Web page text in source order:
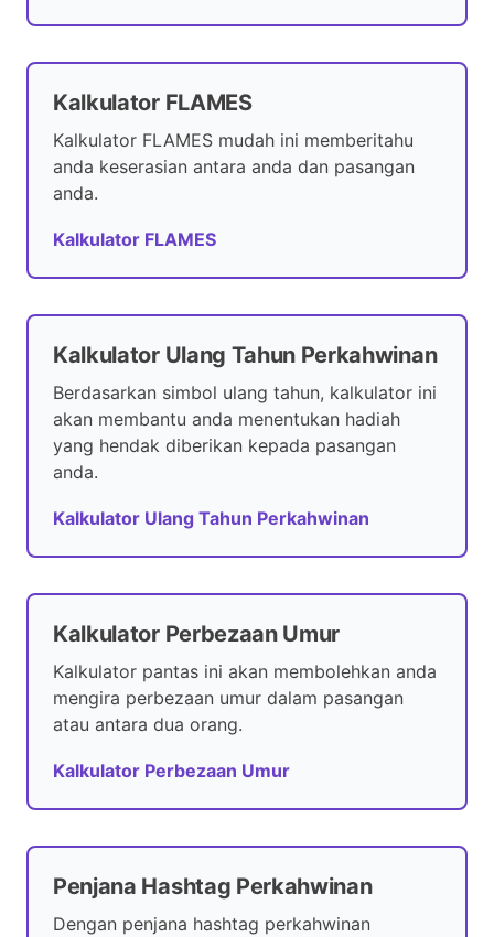
Kalkulator FLAMES
Kalkulator FLAMES mudah ini memberitahu
anda keserasian antara anda dan pasangan
anda.
Kalkulator FLAMES
Kalkulator Ulang Tahun Perkahwinan
Berdasarkan simbol ulang tahun, kalkulator ini
akan membantu anda menentukan hadiah
yang hendak diberikan kepada pasangan
anda.
Kalkulator Ulang Tahun Perkahwinan
Kalkulator Perbezaan Umur
Kalkulator pantas ini akan membolehkan anda
mengira perbezaan umur dalam pasangan
atau antara dua orang.
Kalkulator Perbezaan Umur
Penjana Hashtag Perkahwinan
Dengan penjana hashtag perkahwinan